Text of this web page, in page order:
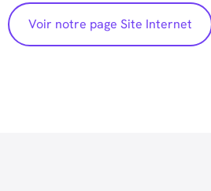
Voir notre page Site Internet